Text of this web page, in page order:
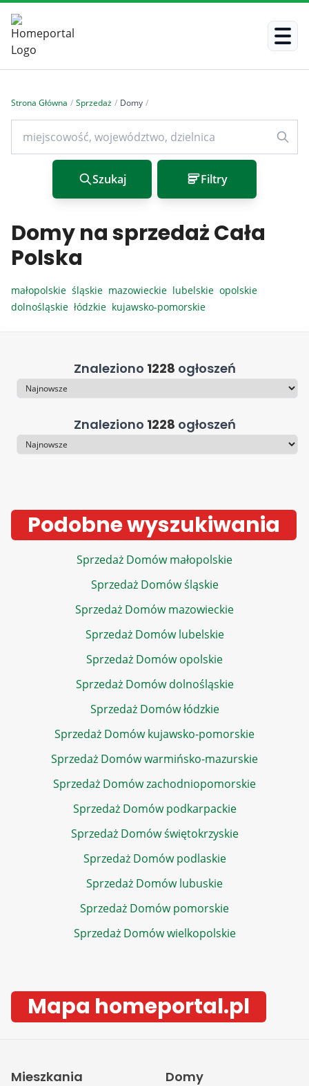
Strona Główna / Sprzedaż / Domy /
Szukaj Filtry
Domy na sprzedaż Cała
Polska
małopolskie śląskie mazowieckie lubelskie opolskie
dolnośląskie łódzkie kujawsko-pomorskie
Znaleziono 1228 ogłoszeń
Sortowanie
Znaleziono 1228 ogłoszeń
Sortowanie
Podobne wyszukiwania
Sprzedaż Domów małopolskie
Sprzedaż Domów śląskie
Sprzedaż Domów mazowieckie
Sprzedaż Domów lubelskie
Sprzedaż Domów opolskie
Sprzedaż Domów dolnośląskie
Sprzedaż Domów łódzkie
Sprzedaż Domów kujawsko-pomorskie
Sprzedaż Domów warmińsko-mazurskie
Sprzedaż Domów zachodniopomorskie
Sprzedaż Domów podkarpackie
Sprzedaż Domów świętokrzyskie
Sprzedaż Domów podlaskie
Sprzedaż Domów lubuskie
Sprzedaż Domów pomorskie
Sprzedaż Domów wielkopolskie
Mapa homeportal.pl
Mieszkania Domy